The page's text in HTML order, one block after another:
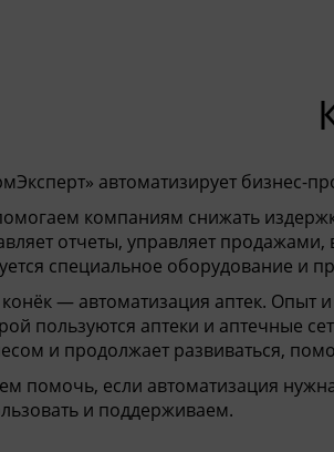
автоматизирует бизнес-
компаниям снижать
отчеты, управляет
специальное оборудование и
— автоматизация аптек. Опыт и
пользуются аптеки и аптечные
и продолжает развиваться,
помочь, если автоматизация
и поддерживаем.